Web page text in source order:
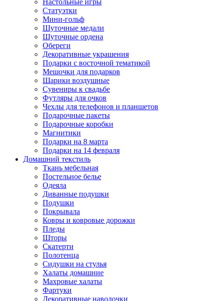
Настольные игры
Статуэтки
Мини-гольф
Шуточные медали
Шуточные ордена
Обереги
Декоративные украшения
Подарки с восточной тематикой
Мешочки для подарков
Шарики воздушные
Сувениры к свадьбе
Футляры для очков
Чехлы для телефонов и планшетов
Подарочные пакеты
Подарочные коробки
Магнитики
Подарки на 8 марта
Подарки на 14 февраля
Домашний текстиль
Ткань мебельная
Постельное белье
Одеяла
Диванные подушки
Подушки
Покрывала
Ковры и ковровые дорожки
Пледы
Шторы
Скатерти
Полотенца
Сидушки на стулья
Халаты домашние
Махровые халаты
Фартуки
Декоративные наволочки